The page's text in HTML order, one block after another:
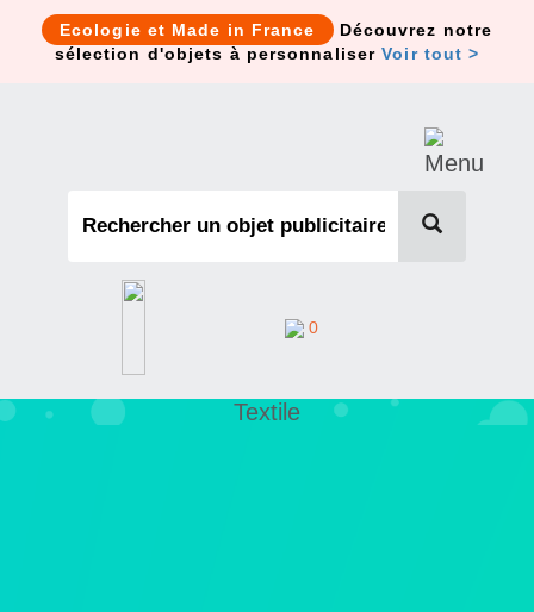
Ecologie et Made in France
Découvrez notre
sélection d'objets à personnaliserVoir tout >
0
Textile
Cookies management panel